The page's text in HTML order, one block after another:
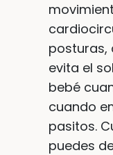
posturas,
evita el
bebé
cuando
pasitos.
puedes